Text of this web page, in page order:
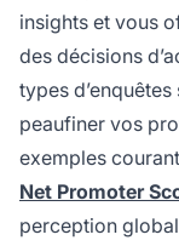
insights et vous
des décisions
types
peaufiner vos
exemples
Net Promoter
perception